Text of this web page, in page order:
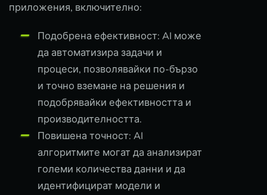
приложения, включително:
Подобрена ефективност: AI може
да автоматизира задачи и
процеси, позволявайки по-бързо
и точно вземане на решения и
подобрявайки ефективността и
производителността.
Повишена точност: AI
алгоритмите могат да анализират
големи количества данни и да
идентифицират модели и